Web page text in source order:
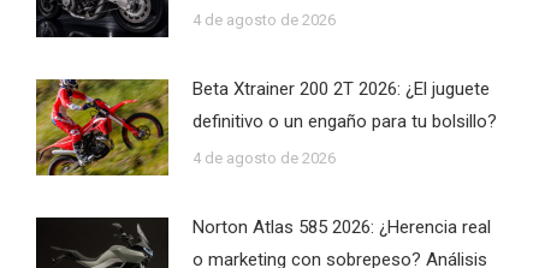
4 de agosto de 2026
Beta Xtrainer 200 2T 2026: ¿El juguete
definitivo o un engaño para tu bolsillo?
4 de agosto de 2026
Norton Atlas 585 2026: ¿Herencia real
o marketing con sobrepeso? Análisis